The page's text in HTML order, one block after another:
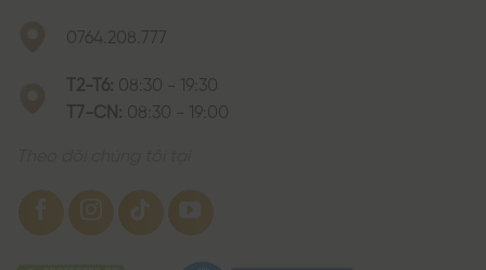
0764.208.777
T2-T6: 08:30 - 19:30
T7-CN: 08:30 - 19:00